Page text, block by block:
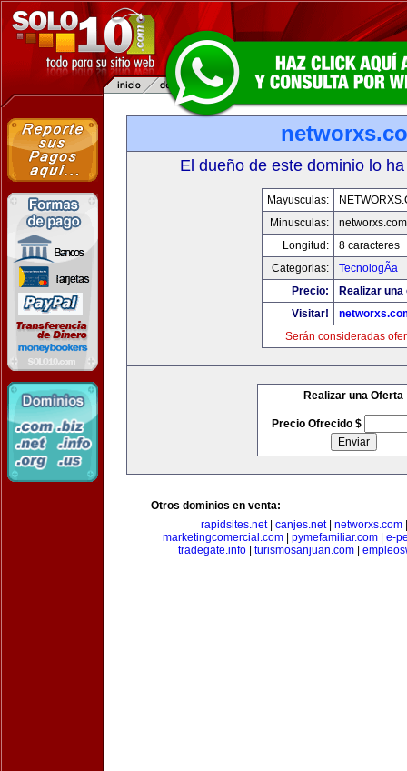
El dueño de este dominio lo
Mayusculas:
Minusculas:
networxs.com
Longitud:
8 caracteres
Categorias:
TecnologÃ­a
Precio:
Realizar
Visitar!
Serán consideradas
Realizar una Oferta
Precio Ofrecido $
Otros dominios en venta:
rapidsites.net| canjes.net| networxs.com
marketingcomercial.com| pymefamiliar.com| e-
tradegate.info| turismosanjuan.com|